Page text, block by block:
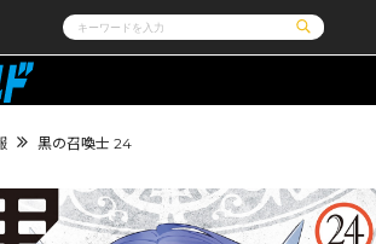
ライトノベル
スター
オーバーラップ広報室
黒の召喚士 24